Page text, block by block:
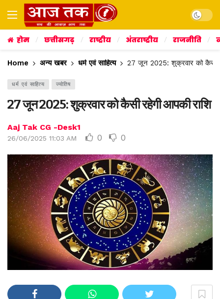
Dark
होम छत्तीसगढ़ राष्ट्रीय अंतराष्ट्रीय राजनीति
Home अन्य खबर धर्म एवं साहित्य 27 जून 2025: शुक्रवार को कैसी
धर्म एवं साहित्य ज्योतिष
27 जून 2025: शुक्रवार को कैसी रहेगी आपकी राशि
Aaj Tak CG -Desk1
26/06/2025 11:03 AM 0 0